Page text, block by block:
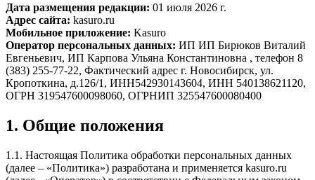
Дата размещения редакции: 01 июля 2026 г.
Адрес сайта: kasuro.ru
Мобильное приложение: Kasuro
Оператор персональных данных: ИП ИП Бирюков Виталий
Евгеньевич, ИП Карпова Ульяна Константиновна , телефон 8
(383) 255-77-22, Фактический адрес г. Новосибирск, ул.
Кропоткина, д.126/1, ИНН542930143604, ИНН 540138621120,
ОГРН 319547600098060, ОГРНИП 325547600080400
1. Общие положения
1.1. Настоящая Политика обработки персональных данных
(далее – «Политика») разработана и применяется kasuro.ru